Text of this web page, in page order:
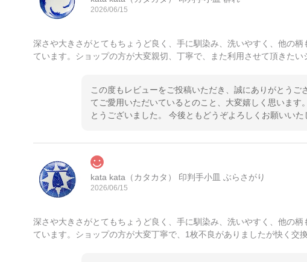
2026/06/15
深さや大きさがとてもちょうど良く、手に馴染み、洗いやすく、他の
ています。ショップの方が大変親切、丁寧で、また利用させて頂きたい
この度もレビューをご投稿いただき、誠にありがとうご
てご愛用いただいているとのこと、大変嬉しく思います
とうございました。 今後ともどうぞよろしくお願いいた
kata kata（カタカタ） 印判手小皿 ぶらさがり
2026/06/15
深さや大きさがとてもちょうど良く、手に馴染み、洗いやすく、他の
ています。ショップの方が大変丁寧で、1枚不良がありましたが快く交